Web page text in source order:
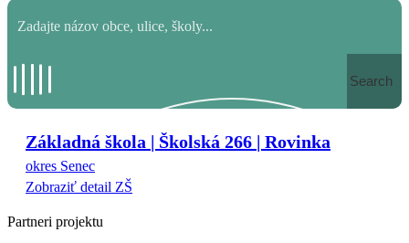
Search
Základná škola | Školská 266 | Rovinka
okres Senec
Zobraziť detail ZŠ
Partneri projektu